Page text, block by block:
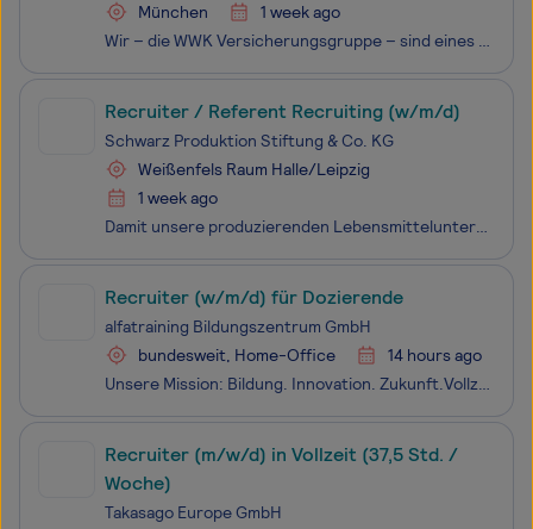
München
1 week ago
Wir – die WWK Versicherungsgruppe – sind eines der traditionsreichsten und zugleich innovativsten Unternehmen der deutschen Versicherungsbranche. Wir sind ein substanz- und wachstumsstarker, unabhängiger und moderner Finanzdienstleister, der zu den Marktführern im Bereich der fondsgebundenen Lebensv
Recruiter / Referent Recruiting (w/m/d)
Schwarz Produktion Stiftung & Co. KG
Weißenfels Raum Halle/Leipzig
1 week ago
Damit unsere produzierenden Lebensmittelunternehmen effizient arbeiten können, unterstützen wir mit Organisation und Verwaltung. Wir sind unter anderem Experten für Einkauf, Finanzen, Controlling, Personal, IT, Marketing und Vertrieb. Wir liefern Organisationstalenten eine berufliche Herausforderung
Recruiter (w/m/d) für Dozierende
alfatraining Bildungszentrum GmbH
bundesweit, Home-Office
14 hours ago
Unsere Mission: Bildung. Innovation. Zukunft.Vollzeit (40 Std./Woche) | unbefristet | bundesweit | Homeoffice möglichDas Unternehmen:alfatraining ist eines der deutschlandweit führenden Bildungsunternehmen im Bereich der beruflichen Weiterbildung. Ziel von alfatraining ist es, modernes berufliches W
Recruiter (m/w/d) in Vollzeit (37,5 Std. /
Woche)
Takasago Europe GmbH